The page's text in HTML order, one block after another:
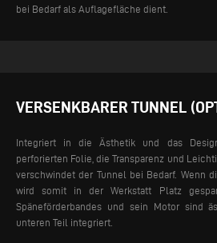
bei Bedarf als Auflagefläche dient.
VERSENKBARER TUNNEL
Integriert in die Ästhetik und das
perforierten Folie, die Transparenz und
verschwindet der Tunnel bei Bedarf. Wenn
wird somit in der Werkstatt Platz
Späneförderbandes und sein Motor sind
unteren Teil integriert.